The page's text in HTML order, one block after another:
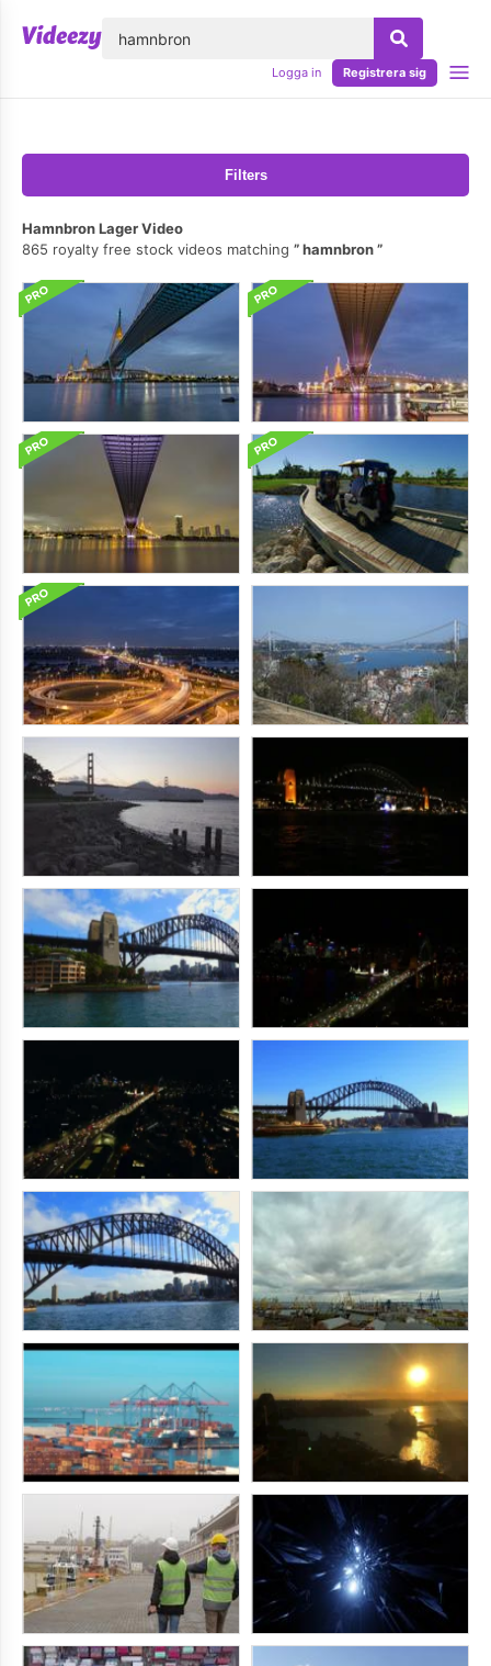
Logga in Registrera sig
Filters
Hamnbron Lager Video
865 royalty free stock videos matching
hamnbron